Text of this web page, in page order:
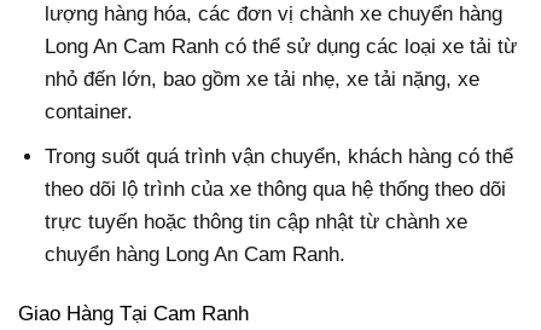
lượng hàng hóa, các đơn vị chành xe chuyển hàng
Long An Cam Ranh có thể sử dụng các loại xe tải từ
nhỏ đến lớn, bao gồm xe tải nhẹ, xe tải nặng, xe
container.
Trong suốt quá trình vận chuyển, khách hàng có thể
theo dõi lộ trình của xe thông qua hệ thống theo dõi
trực tuyến hoặc thông tin cập nhật từ chành xe
chuyển hàng Long An Cam Ranh.
Giao Hàng Tại Cam Ranh